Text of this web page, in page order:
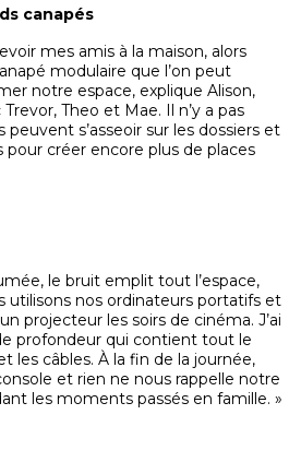
canapés
mes amis à la maison, alors
modulaire que l’on peut
notre espace, explique Alison,
Theo et Mae. Il n’y a pas
peuvent s’asseoir sur les dossiers et
pour créer encore plus de places
le bruit emplit tout l’espace,
utilisons nos ordinateurs portatifs et
projecteur les soirs de cinéma. J’ai
profondeur qui contient tout le
les câbles. À la fin de la journée,
et rien ne nous rappelle notre
les moments passés en famille. »